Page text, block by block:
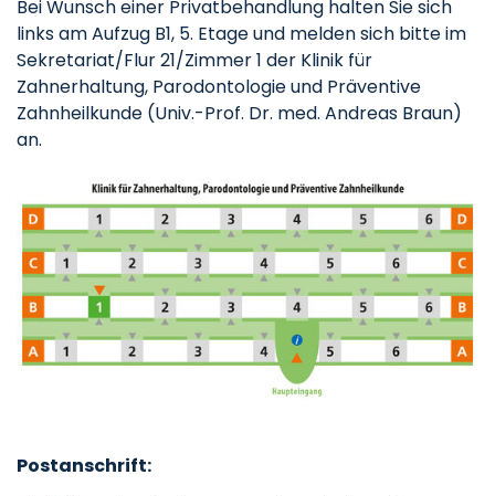
Bei Wunsch einer Privatbehandlung halten Sie sich
links am Aufzug B1, 5. Etage und melden sich bitte im
Sekretariat/Flur 21/Zimmer 1 der Klinik für
Zahnerhaltung, Parodontologie und Präventive
Zahnheilkunde (Univ.-Prof. Dr. med. Andreas Braun)
an.
Postanschrift: